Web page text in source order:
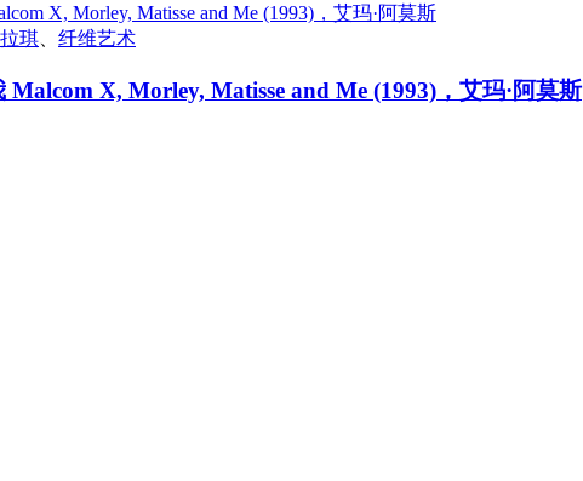
琪、 纤维艺术
X, Morley, Matisse and Me (1993)，艾玛·阿莫斯